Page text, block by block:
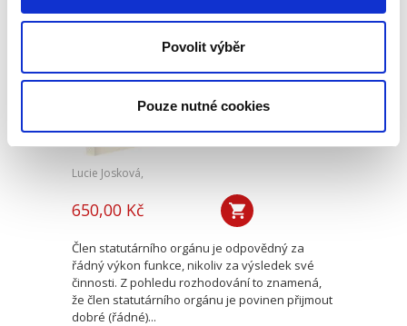
Povolit výběr
Pouze nutné cookies
Rozhodování člena
statutárního
orgánu kapitálové
společnosti
Lucie Josková,
650,00 Kč
Člen statutárního orgánu je odpovědný za
řádný výkon funkce, nikoliv za výsledek své
činnosti. Z pohledu rozhodování to znamená,
že člen statutárního orgánu je povinen přijmout
dobré (řádné)...